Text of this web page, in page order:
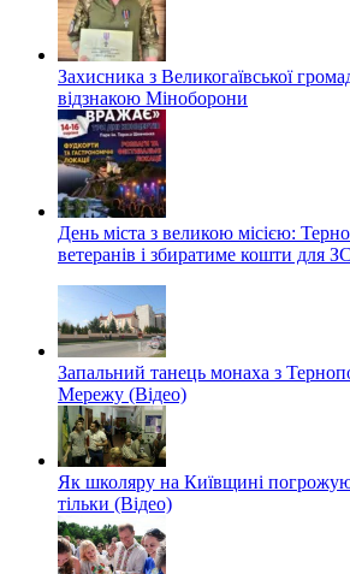
Захисника з Великогаївської
відзнакою Міноборони
День міста з великою місією:
ветеранів і збиратиме кошти для
Запальний танець монаха з
Мережу (Відео)
Як школяру на Київщині
тільки (Відео)